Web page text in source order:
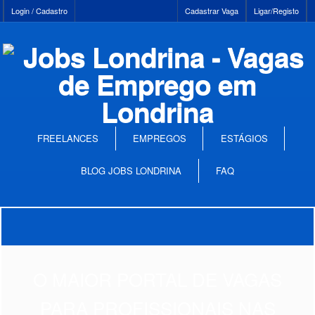
Login / Cadastro Ligar/Registo
Cadastrar Vaga
FREELANCES EMPREGOS ESTÁGIOS
BLOG JOBS LONDRINA FAQ